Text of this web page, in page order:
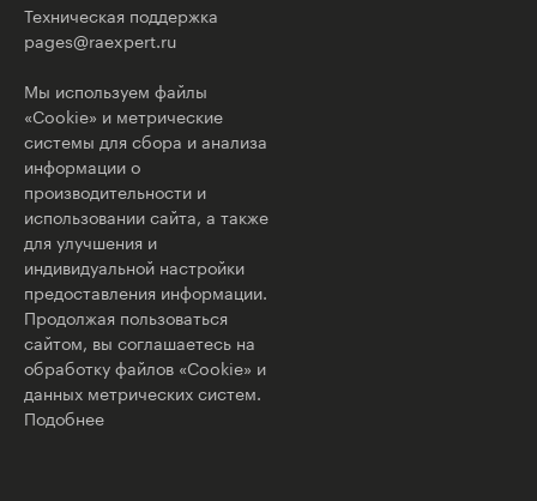
Техническая поддержка
pages@raexpert.ru
Мы используем файлы
«Cookie» и метрические
системы для сбора и анализа
информации о
производительности и
использовании сайта, а также
для улучшения и
индивидуальной настройки
предоставления информации.
Продолжая пользоваться
сайтом, вы соглашаетесь на
обработку файлов «Cookie» и
данных метрических систем.
Подобнее